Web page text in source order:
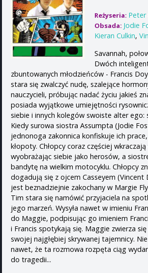
Reżyseria: Peter
Obsada: Jodie
Kieran Culkin,
Savannah,
Dwóch
zbuntowanych młodzieńców - Francis
stara się zwalczyć nudę, szalejące
nauczycieli, próbując nadać życiu jakieś
posiada wyjątkowe umiejętności
siebie i innych kolegów swoiste alter ego:
Kiedy surowa siostra Assumpta (Jodie
jednonoga zakonnica konfiskuje ich
kłopoty. Chłopcy coraz częściej
wyobrażając siebie jako herosów, a
bandytę na wielkim motocyklu. Chłopcy
dogadują się z ojcem Casseyem (Vincent
jest beznadziejnie zakochany w Margie
Tim stara się namówić przyjaciela na
jego marzeń. Wysyła nawet w imieniu
do Maggie, podpisując go imieniem
i Francis spotykają się. Maggie zwierza
swojej najgłębiej skrywanej tajemnicy.
nawet, że ta rozmowa rozpęta ciąg
do tragedii...